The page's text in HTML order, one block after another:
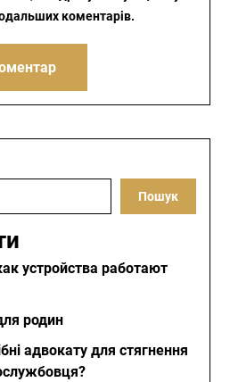
коментарів.
Пошук
устройства работают
родин
адвокату для стягнення